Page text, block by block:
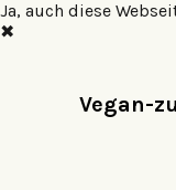
Ja, auch diese
✖
Vegan-